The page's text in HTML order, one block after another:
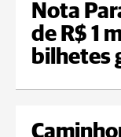
Nota
de R$ 1
bilhetes